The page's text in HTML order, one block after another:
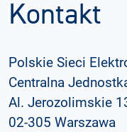
Kontakt
Polskie Sieci
Centralna
Al. Jerozolimskie
02-305 Warszawa